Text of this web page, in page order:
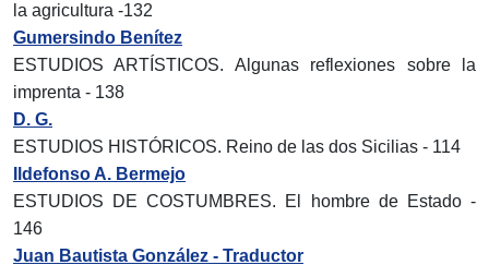
la agricultura -132
Gumersindo Benítez
ESTUDIOS ARTÍSTICOS. Algunas reflexiones sobre la
imprenta - 138
D. G.
ESTUDIOS HISTÓRICOS. Reino de las dos Sicilias - 114
Ildefonso A. Bermejo
ESTUDIOS DE COSTUMBRES. El hombre de Estado -
146
Juan Bautista González - Traductor